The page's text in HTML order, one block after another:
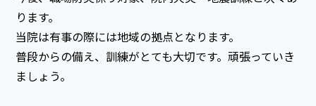
ります。
当院は有事の際には地域の拠点となります。
普段からの備え、訓練がとても大切です。頑張っていき
ましょう。